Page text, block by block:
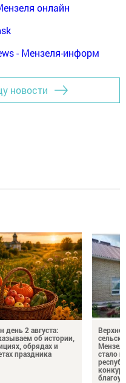
онлайн
- Мензеля-информ
новости
день 2 августа:
об истории,
обрядах и
праздника
стало